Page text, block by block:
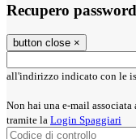
Recupero password
button close ×
all'indirizzo indicato con le
Non hai una e-mail
tramite la Login Spaggiari